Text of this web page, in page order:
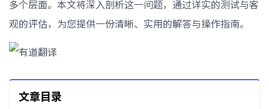
多个层面。本文将深入剖析这一问题，通过详实的测试与客
观的评估，为您提供一份清晰、实用的解答与操作指南。
文章目录